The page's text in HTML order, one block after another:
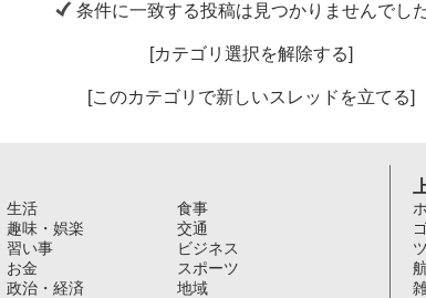
条件に一致する投稿は見つかりませんでした
[カテゴリ選択を解除する]
[このカテゴリで新しいスレッドを立てる]
生活
食事
趣味・娯楽
交通
習い事
ビジネス
お金
スポーツ
政治・経済 地域